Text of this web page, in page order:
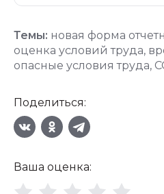
Темы: новая форма
оценка условий труда,
опасные условия труда,
Поделиться:
Ваша оценка: